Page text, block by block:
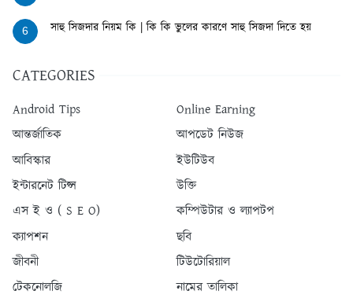
6 সাহু সিজদার নিয়ম কি | কি কি ভুলের কারণে সাহু সিজদা দিতে হয়
CATEGORIES
Android Tips
Online Earning
আন্তর্জাতিক
আপডেট নিউজ
আবিস্কার
ইউটিউব
ইন্টারনেট টিপ্স
উক্তি
এস ই ও ( S E O)
কম্পিউটার ও ল্যাপটপ
ক্যাপশন
ছবি
জীবনী
টিউটোরিয়াল
টেকনোলজি
নামের তালিকা